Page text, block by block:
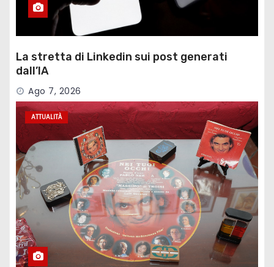
La stretta di Linkedin sui post generati
dall’IA
Ago 7, 2026
ATTUALITÀ